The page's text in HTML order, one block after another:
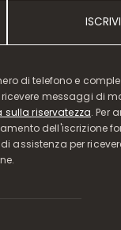
di telefono e
messaggi di
sulla riservatezza. Per
dell'iscrizione
assistenza per